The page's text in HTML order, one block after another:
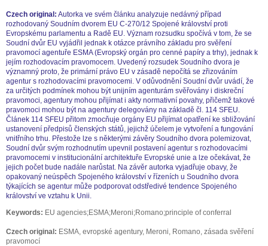
Czech original: Autorka ve svém článku analyzuje nedávný případ
rozhodovaný Soudním dvorem EU C-270/12 Spojené království proti
Evropskému parlamentu a Radě EU. Význam rozsudku spočívá v tom, že se
Soudní dvůr EU vyjádřil jednak k otázce právního základu pro svěření
pravomocí agentuře ESMA (Evropský orgán pro cenné papíry a trhy), jednak k
jejím rozhodovacím pravomocem. Uvedený rozsudek Soudního dvora je
významný proto, že primární právo EU v zásadě nepočítá se zřizováním
agentur s rozhodovacími pravomocemi. V odůvodnění Soudní dvůr uvádí, že
za určitých podmínek mohou být unijním agenturám svěřovány i diskreční
pravomoci, agentury mohou přijímat i akty normativní povahy, přičemž takové
pravomoci mohou být na agentury delegovány na základě čl. 114 SFEU.
Článek 114 SFEU přitom zmocňuje orgány EU přijímat opatření ke sbližování
ustanovení předpisů členských států, jejichž účelem je vytvoření a fungování
vnitřního trhu. Přestože lze s některými závěry Soudního dvora polemizovat,
Soudní dvůr svým rozhodnutím upevnil postavení agentur s rozhodovacími
pravomocemi v institucionální architektuře Evropské unie a lze očekávat, že
jejich počet bude nadále narůstat. Na závěr autorka vyjadřuje obavy, že
opakovaný neúspěch Spojeného království v řízeních u Soudního dvora
týkajících se agentur může podporovat odstředivé tendence Spojeného
království ve vztahu k Unii.
Keywords: EU agencies;ESMA;Meroni;Romano;principle of conferral
Czech original: ESMA, evropské agentury, Meroni, Romano, zásada svěření
pravomocí